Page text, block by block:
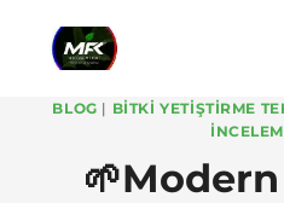
BLOG | BITKI YETIŞTIRME